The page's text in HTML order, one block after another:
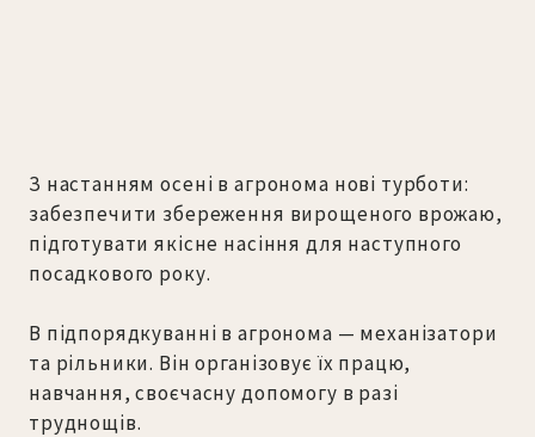
З настанням осені в агронома нові турботи:
забезпечити збереження вирощеного врожаю,
підготувати якісне насіння для наступного
посадкового року.
В підпорядкуванні в агронома — механізатори
та рільники. Він організовує їх працю,
навчання, своєчасну допомогу в разі
труднощів.